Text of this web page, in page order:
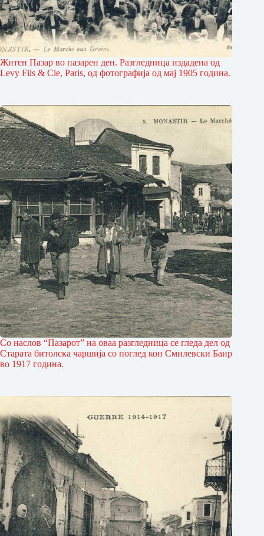
Житен Пазар во пазарен ден. Разгледница издадена од
Levy Fils & Cie, Paris, од фотографија од мај 1905 година.
Со наслов “Пазарот” на оваа разгледница се гледа дел од
Старата битолска чаршија со поглед кон Смилевски Баир
во 1917 година.